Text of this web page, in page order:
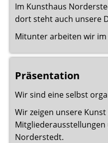
Im Kunsthaus
dort steht auch unsere
Mitunter arbeiten wir im
Präsentation
Wir sind eine selbst
Wir zeigen unsere
Norderstedt.